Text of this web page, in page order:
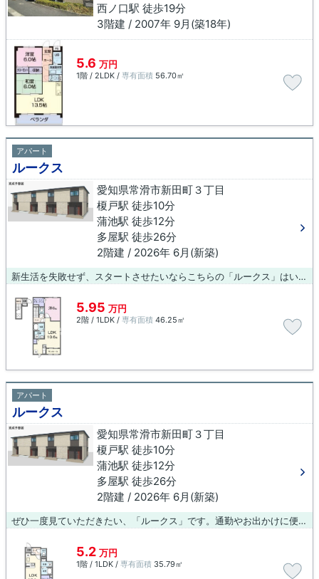
西ノ口駅 徒歩19分
3階建 / 2007年 9月(築18年)
5.6 万円
1階 / 2LDK / 専有面積 56.70㎡
アパート
ルークス
愛知県常滑市新田町３丁目
榎戸駅 徒歩10分
蒲池駅 徒歩12分
多屋駅 徒歩26分
2階建 / 2026年 6月(新築)
新生活を失敗せず、スタートさせたいならこちらの「ルークス」はいかがでしょうか。駅より徒歩10分で帰宅できる、快適な環境が魅力的な物件です。今引っ越しをお考えの方におすすめなのが、こちらのアパートです。家に帰るのが楽しみになる。そんな住宅に住みたくはありませんか。ご希望の条件の物件をご提案致します。ぜひご活用ください。
5.95 万円
2階 / 1LDK / 専有面積 46.25㎡
アパート
ルークス
愛知県常滑市新田町３丁目
榎戸駅 徒歩10分
蒲池駅 徒歩12分
多屋駅 徒歩26分
2階建 / 2026年 6月(新築)
ぜひ一度見ていただきたい、「ルークス」です。通勤やお出かけに便利な、徒歩10分に駅のある物件です。新しい生活にお勧めなのが、こちらのアパートです。利便性の高い暮らしをするなら常滑市でいかがでしょうか。賃貸住宅情報をお探しの際には、ぜひお気軽に当社までご連絡下さい。しっかりとサポート致します。
5.2 万円
1階 / 1LDK / 専有面積 35.79㎡